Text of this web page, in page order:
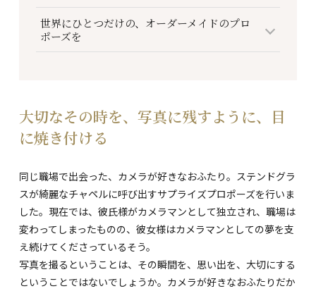
世界にひとつだけの、オーダーメイドのプロ
ポーズを
大切なその時を、写真に残すように、目
に焼き付ける
同じ職場で出会った、カメラが好きなおふたり。ステンドグラ
スが綺麗なチャペルに呼び出すサプライズプロポーズを行いま
した。現在では、彼氏様がカメラマンとして独立され、職場は
変わってしまったものの、彼女様はカメラマンとしての夢を支
え続けてくださっているそう。
写真を撮るということは、その瞬間を、思い出を、大切にする
ということではないでしょうか。カメラが好きなおふたりだか